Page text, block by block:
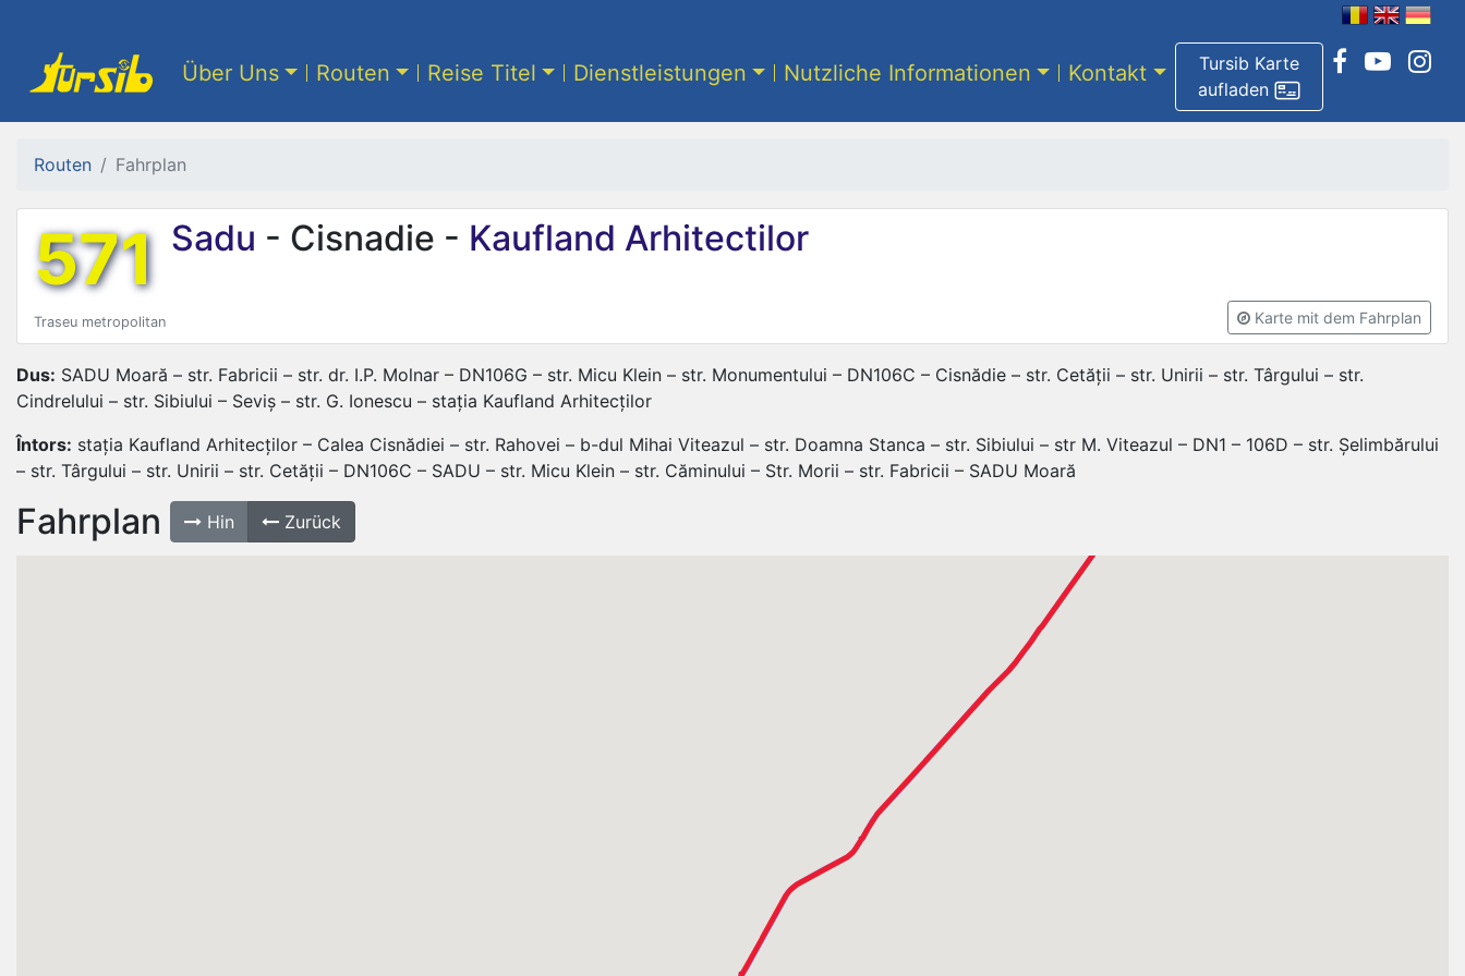
Tursib Karte
aufladen
Über Uns Routen Reise Titel Dienstleistungen Nutzliche Informationen Kontakt
Routen Fahrplan
571 Sadu - Cisnadie - Kaufland Arhitectilor
Traseu metropolitan Karte mit dem Fahrplan
Dus: SADU Moară – str. Fabricii – str. dr. I.P. Molnar – DN106G – str. Micu Klein – str. Monumentului – DN106C – Cisnădie – str. Cetății – str. Unirii – str. Târgului – str.
Cindrelului – str. Sibiului – Seviș – str. G. Ionescu – stația Kaufland Arhitecților
Întors: stația Kaufland Arhitecților – Calea Cisnădiei – str. Rahovei – b-dul Mihai Viteazul – str. Doamna Stanca – str. Sibiului – str M. Viteazul – DN1 – 106D – str. Șelimbărului
– str. Târgului – str. Unirii – str. Cetății – DN106C – SADU – str. Micu Klein – str. Căminului – Str. Morii – str. Fabricii – SADU Moară
Fahrplan Hin Zurück